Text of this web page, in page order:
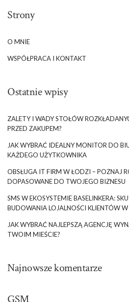
Strony
O MNIE
WSPÓŁPRACA I KONTAKT
Ostatnie wpisy
ZALETY I WADY STOŁÓW
PRZED ZAKUPEM?
JAK WYBRAĆ IDEALNY MONITOR DO
KAŻDEGO UŻYTKOWNIKA
OBSŁUGA IT FIRM W ŁODZI – POZNAJ
DOPASOWANE DO TWOJEGO BIZNESU
SMS W EKOSYSTEMIE BASELINKERA:
BUDOWANIA LOJALNOŚCI KLIENTÓW
JAK WYBRAĆ NAJLEPSZĄ AGENCJĘ
TWOIM MIEŚCIE?
Najnowsze komentarze